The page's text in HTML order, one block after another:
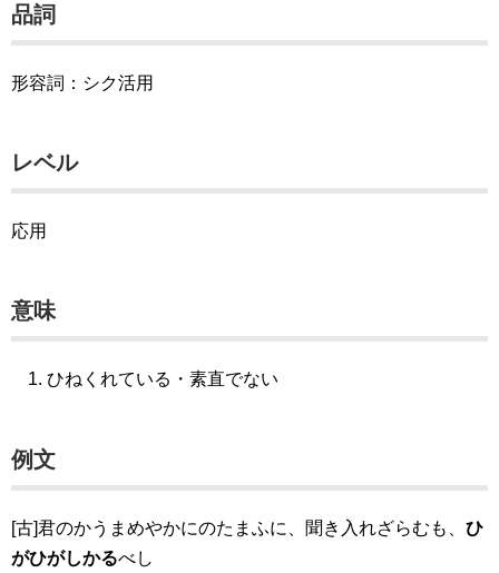
品詞
形容詞：シク活用
レベル
応用
意味
ひねくれている・素直でない
例文
[古]君のかうまめやかにのたまふに、聞き入れざらむも、 ひ
がひがしかるべし